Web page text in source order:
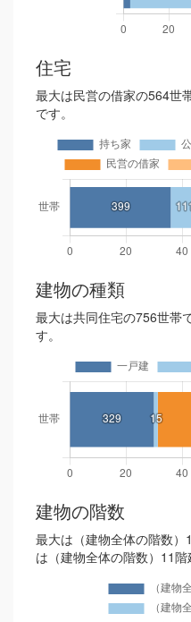
住宅
最大は民営の借家の564世
です。
建物の種類
最大は共同住宅の756世帯
す。
建物の階数
最大は（建物全体の階数
は（建物全体の階数）11階